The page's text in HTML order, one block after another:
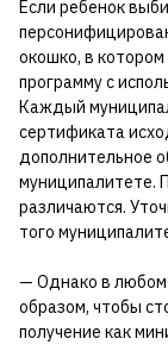
Если ребенок
окошко, в
программу с
Каждый
сертификата
дополнительное
муниципалитете.
различаются.
того
— Однако в любом
образом, чтобы
получение как